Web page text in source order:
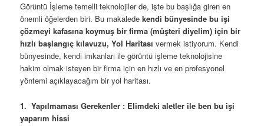
Görüntü İşleme temelli teknolojiler de, işte bu başlığa giren en
önemli öğelerden biri. Bu makaledekendi bünyesinde bu işi
çözmeyi kafasına koymuş bir firma (müşteri diyelim) için bir
hızlı başlangıç kılavuzu, Yol Haritası vermek istiyorum. Kendi
bünyesinde, kendi imkanları ile görüntü işleme teknolojisine
hakim olmak isteyen bir firma için en hızlı ve en profesyonel
yöntemi açıklayacağım bir yol haritası.
1.Yapılmaması Gerekenler : Elimdeki aletler ile ben bu işi
yaparım hissi